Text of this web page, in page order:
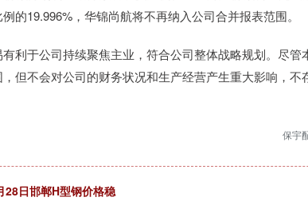
的19.996%，华锦尚航将不再纳入公司合并报表范围。
利于公司持续聚焦主业，符合公司整体战略规划。尽
但不会对公司的财务状况和生产经营产生重大影响，
保宇
28日邯郸H型钢价格稳